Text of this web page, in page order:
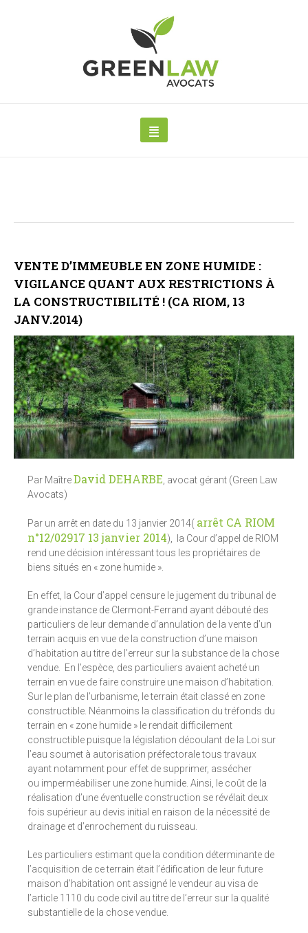
VENTE D’IMMEUBLE EN ZONE HUMIDE :
VIGILANCE QUANT AUX RESTRICTIONS À
LA CONSTRUCTIBILITÉ ! (CA RIOM, 13
JANV.2014)
Par MaîtreDavid DEHARBE , avocat gérant (Green Law
Avocats)
Par un arrêt en date du 13 janvier 2014( arrêt CA RIOM
n°12/02917 13 janvier 2014), la Cour d’appel de RIOM
rend une décision intéressant tous les propriétaires de
biens situés en « zone humide ».
En effet, la Cour d’appel censure le jugement du tribunal de
grande instance de Clermont-Ferrand ayant débouté des
particuliers de leur demande d’annulation de la vente d’un
terrain acquis en vue de la construction d’une maison
d’habitation au titre de l’erreur sur la substance de la chose
vendue. En l’espèce, des particuliers avaient acheté un
terrain en vue de faire construire une maison d’habitation.
Sur le plan de l’urbanisme, le terrain était classé en zone
constructible. Néanmoins la classification du tréfonds du
terrain en « zone humide » le rendait difficilement
constructible puisque la législation découlant de la Loi sur
l’eau soumet à autorisation préfectorale tous travaux
ayant notamment pour effet de supprimer, assécher
ou imperméabiliser une zone humide. Ainsi, le coût de la
réalisation d’une éventuelle construction se révélait deux
fois supérieur au devis initial en raison de la nécessité de
drainage et d’enrochement du ruisseau.
Les particuliers estimant que la condition déterminante de
l’acquisition de ce terrain était l’édification de leur future
maison d’habitation ont assigné le vendeur au visa de
l’article 1110 du code civil au titre de l’erreur sur la qualité
substantielle de la chose vendue.